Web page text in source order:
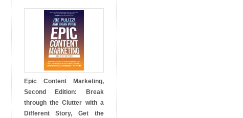
Epic Content Marketing,
Second Edition: Break
through the Clutter with a
Different Story, Get the